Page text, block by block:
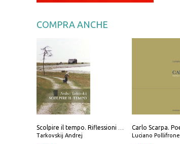
COMPRA ANCHE
Tarkovskij Andrej
Luciano Pollifrone